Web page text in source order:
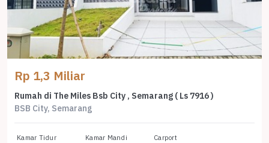
Rp 1,3 Miliar
Rumah di The Miles Bsb City , Semarang ( Ls 7916 )
BSB City, Semarang
Kamar Tidur Kamar Mandi Carport